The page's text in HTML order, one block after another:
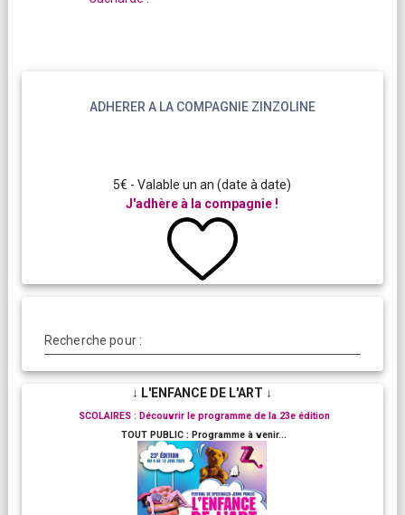
ADHERER A LA COMPAGNIE ZINZOLINE
5€ - Valable un an (date à date)
J'adhère à la compagnie !
Recherche pour :
↓ L'ENFANCE DE L'ART ↓
SCOLAIRES : Découvrir le programme de la 23e édition
TOUT PUBLIC : Programme à venir...